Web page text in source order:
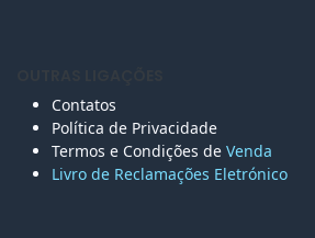
Contatos
Política de Privacidade
Termos e Condições de Venda
Livro de Reclamações Eletrónico